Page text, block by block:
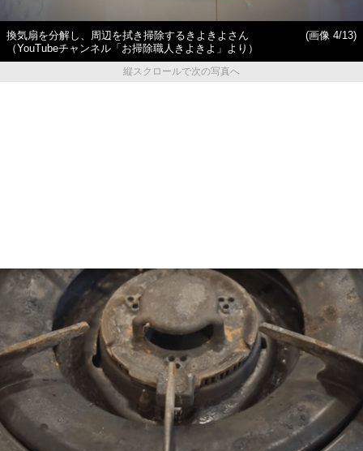
換気扇を分解し、周辺を拭き掃除するきよきよさん
（YouTubeチャンネル「お掃除職人きよきよ」より）
(画像 4/13)
縦スクロールで次の写真へ